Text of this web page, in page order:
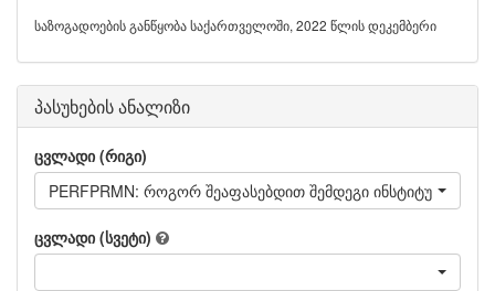
საზოგადოების განწყობა საქართველოში, 2022 წლის დეკემბერი
პასუხების ანალიზი
ცვლადი (რიგი)
PERFPRMN: როგორ შეაფასებდით
ცვლადი (სვეტი)